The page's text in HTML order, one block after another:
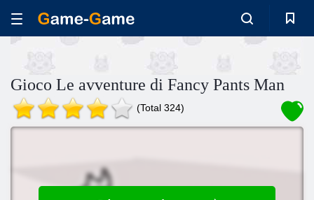
Gioco Le avventure di Fancy Pants Man
(Total 324)